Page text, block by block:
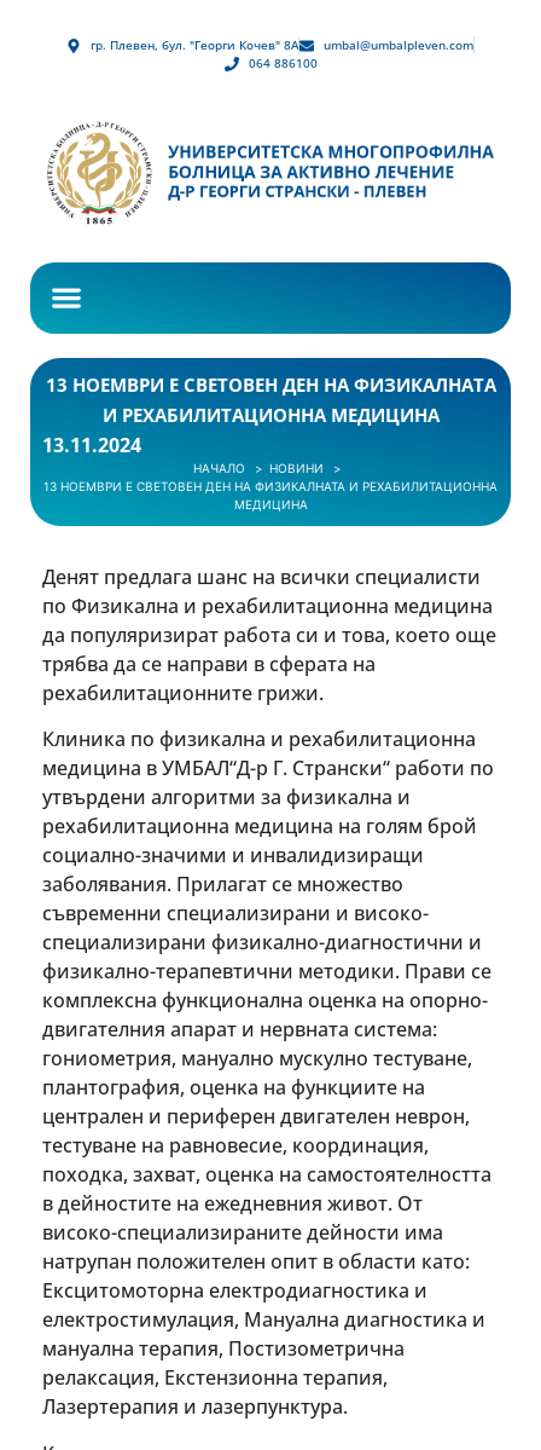
гр. Плевен, бул. "Георги Кочев" 8А
umbal@umbalpleven.com
064 886100
13 НОЕМВРИ Е СВЕТОВЕН ДЕН НА ФИЗИКАЛНАТА
И РЕХАБИЛИТАЦИОННА МЕДИЦИНА
13.11.2024
НАЧАЛО
НОВИНИ
13 НОЕМВРИ Е СВЕТОВЕН ДЕН НА ФИЗИКАЛНАТА И РЕХАБИЛИТАЦИОННА
МЕДИЦИНА
Денят предлага шанс на всички специалисти
по Физикална и рехабилитационна медицина
да популяризират работа си и това, което още
трябва да се направи в сферата на
рехабилитационните грижи.
Клиника по физикална и рехабилитационна
медицина в УМБАЛ“Д-р Г. Странски“ работи по
утвърдени алгоритми за физикална и
рехабилитационна медицина на голям брой
социално-значими и инвалидизиращи
заболявания. Прилагат се множество
съвременни специализирани и високо-
специализирани физикално-диагностични и
физикално-терапевтични методики. Прави се
комплексна функционална оценка на опорно-
двигателния апарат и нервната система:
гониометрия, мануално мускулно тестуване,
плантография, оценка на функциите на
централен и периферен двигателен неврон,
тестуване на равновесие, координация,
походка, захват, оценка на самостоятелността
в дейностите на ежедневния живот. От
високо-специализираните дейности има
натрупан положителен опит в области като:
Ексцитомоторна електродиагностика и
електростимулация, Мануална диагностика и
мануална терапия, Постизометрична
релаксация, Екстензионна терапия,
Лазертерапия и лазерпунктура.